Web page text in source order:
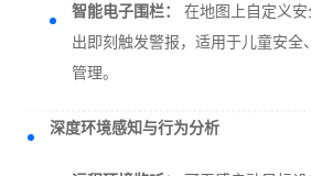
智能电子围栏：
在地图上自定义
出即刻触发警报，适用于儿童安全
管理。
深度环境感知与行为分析